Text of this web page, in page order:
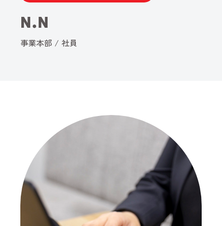
N.N
事業本部 / 社員